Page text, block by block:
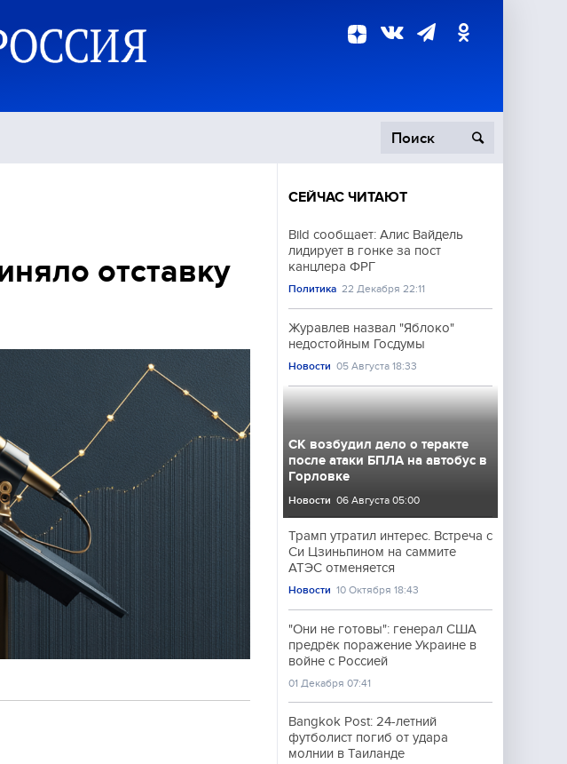
Происшествия
отставку
СЕЙЧАС ЧИТАЮТ
Bild сообщает: Алис Вайдель
лидирует в гонке за пост
канцлера ФРГ
Политика 22 Декабря 22:11
Журавлев назвал "Яблоко"
недостойным Госдумы
Новости 05 Августа 18:33
СК возбудил дело о теракте
после атаки БПЛА на автобус в
Горловке
Новости 06 Августа 05:00
Трамп утратил интерес. Встреча с
Си Цзиньпином на саммите
АТЭС отменяется
Новости 10 Октября 18:43
"Они не готовы": генерал США
предрёк поражение Украине в
войне с Россией
01 Декабря 07:41
Bangkok Post: 24-летний
футболист погиб от удара
молнии в Таиланде